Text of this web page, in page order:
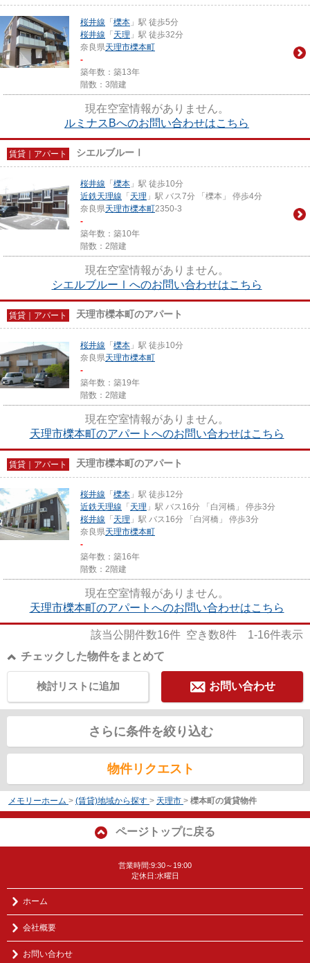
桜井線 「 櫟本 」駅 徒歩5分
桜井線 「 天理 」駅 徒歩32分
奈良県天理市櫟本町
-
築年数：築13年
階数：3階建
現在空室情報がありません。
ルミナスBへのお問い合わせはこちら
賃貸｜アパート シエルブルーⅠ
桜井線 「 櫟本 」駅 徒歩10分
近鉄天理線 「 天理 」駅 バス7分 「櫟本」 停歩4分
奈良県天理市櫟本町2350-3
-
築年数：築10年
階数：2階建
現在空室情報がありません。
シエルブルーⅠへのお問い合わせはこちら
賃貸｜アパート 天理市櫟本町のアパート
桜井線 「 櫟本 」駅 徒歩10分
奈良県天理市櫟本町
-
築年数：築19年
階数：2階建
現在空室情報がありません。
天理市櫟本町のアパートへのお問い合わせはこちら
賃貸｜アパート 天理市櫟本町のアパート
桜井線 「 櫟本 」駅 徒歩12分
近鉄天理線 「 天理 」駅 バス16分 「白河橋」 停歩3分
桜井線 「 天理 」駅 バス16分 「白河橋」 停歩3分
奈良県天理市櫟本町
-
築年数：築16年
階数：2階建
現在空室情報がありません。
天理市櫟本町のアパートへのお問い合わせはこちら
該当公開件数16件 空き数8件 1-16件表示
チェックした物件をまとめて
お問い合わせ
検討リストに追加
さらに条件を絞り込む
物件リクエスト
メモリーホーム > (賃貸)地域から探す > 天理市 > 櫟本町の賃貸物件
ページトップに戻る
営業時間:9:30～19:00
定休日:水曜日
ホーム
会社概要
お問い合わせ